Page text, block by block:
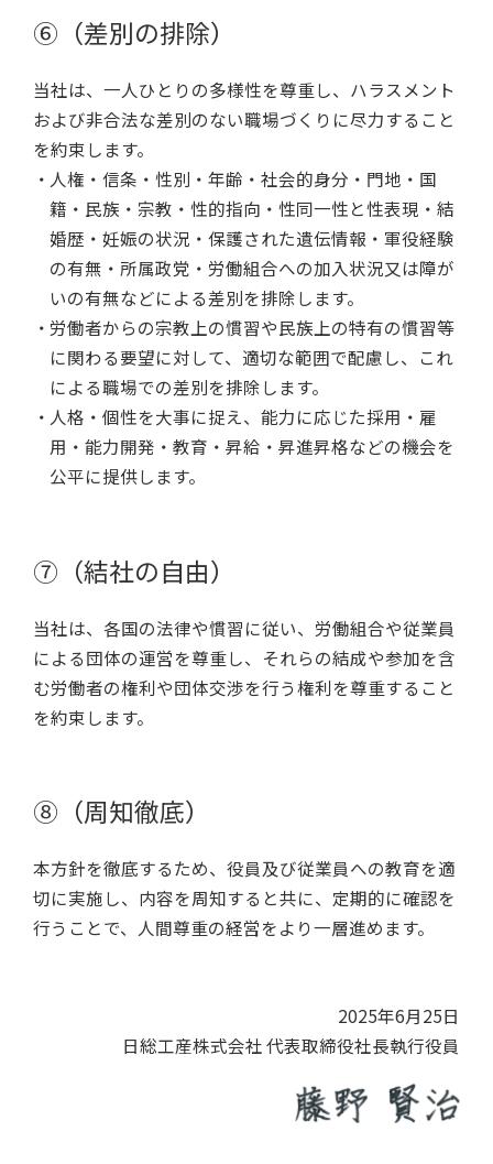
⑥（差別の排除）
当社は、一人ひとりの多様性を尊重し、ハラスメント
および非合法な差別のない職場づくりに尽力すること
を約束します。
人権・信条・性別・年齢・社会的身分・門地・国
籍・民族・宗教・性的指向・性同一性と性表現・結
婚歴・妊娠の状況・保護された遺伝情報・軍役経験
の有無・所属政党・労働組合への加入状況又は障が
いの有無などによる差別を排除します。
労働者からの宗教上の慣習や民族上の特有の慣習等
に関わる要望に対して、適切な範囲で配慮し、これ
による職場での差別を排除します。
人格・個性を大事に捉え、能力に応じた採用・雇
用・能力開発・教育・昇給・昇進昇格などの機会を
公平に提供します。
⑦（結社の自由）
当社は、各国の法律や慣習に従い、労働組合や従業員
による団体の運営を尊重し、それらの結成や参加を含
む労働者の権利や団体交渉を行う権利を尊重すること
を約束します。
⑧（周知徹底）
本方針を徹底するため、役員及び従業員への教育を適
切に実施し、内容を周知すると共に、定期的に確認を
行うことで、人間尊重の経営をより一層進めます。
2025年6月25日
日総工産株式会社 代表取締役社長執行役員